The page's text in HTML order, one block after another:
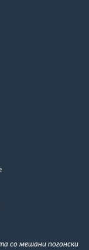
со мешани погонски